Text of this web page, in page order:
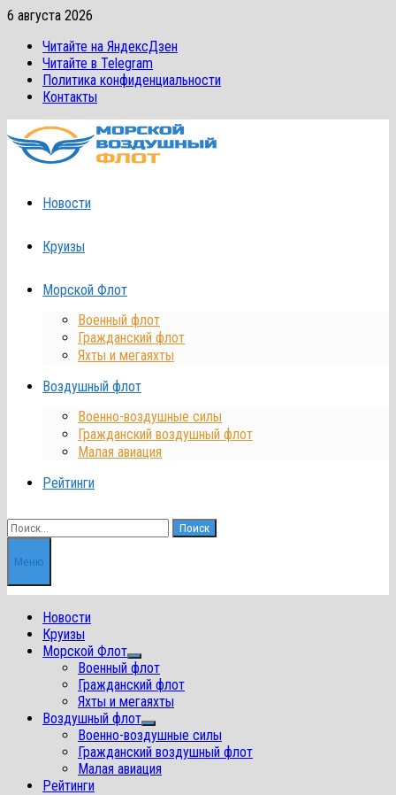
Перейти
содержимому
6 августа 2026
Читайте на ЯндексДзен
Читайте в Telegram
Политика конфиденциальности
Контакты
Новости
Круизы
Морской Флот
Военный флот
Гражданский флот
Яхты и мегаяхты
Воздушный флот
Военно-воздушные силы
Гражданский воздушный флот
Малая авиация
Рейтинги
Найти:
Меню
Новости
Круизы
Морской Флот
Показать
подменю
Военный флот
Гражданский флот
Яхты и мегаяхты
Воздушный флот
Показать
подменю
Военно-воздушные силы
Гражданский воздушный флот
Малая авиация
Рейтинги